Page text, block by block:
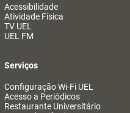
Acessibilidade
Atividade Física
TV UEL
UEL FM
Serviços
Configuração Wi-Fi UEL
Acesso a Periódicos
Restaurante Universitário